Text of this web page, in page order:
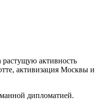
активность
активизация Москвы и
дипломатией.